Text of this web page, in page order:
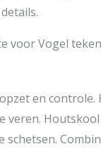
voor Vogel
en